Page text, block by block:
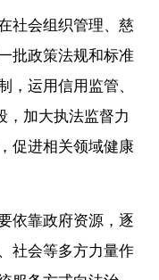
社会组织管理、慈
批政策法规和标准
，运用信用监管、
，加大执法监督力
促进相关领域健康
依靠政府资源，逐
社会等多方力量作